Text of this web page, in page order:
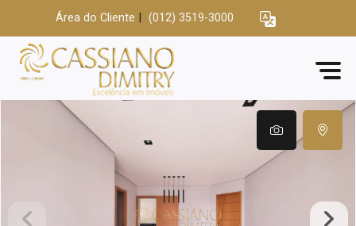
Área do Cliente (012) 3519-3000